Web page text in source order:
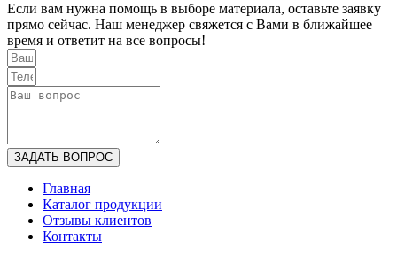
Если вам нужна помощь в выборе материала, оставьте заявку
прямо сейчас. Наш менеджер свяжется с Вами в ближайшее
время и ответит на все вопросы!
ЗАДАТЬ ВОПРОС
Главная
Каталог продукции
Отзывы клиентов
Контакты